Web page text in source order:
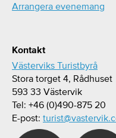
Arrangera evenemang
Kontakt
Västerviks Turistbyrå
Stora torget 4, Rådhuset
593 33 Västervik
Tel: +46 (0)490-875 20
E-post: